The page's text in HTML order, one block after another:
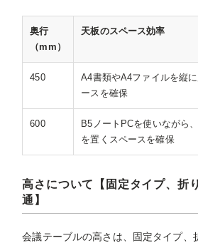
奥行
（mm）
天板のスペース効率
450
A4書類やA4ファイルを縦
ースを確保
600
B5ノートPCを使いながら
を置くスペースを確保
高さについて【固定タイプ、折
通】
会議テーブルの高さは、固定タイプ、